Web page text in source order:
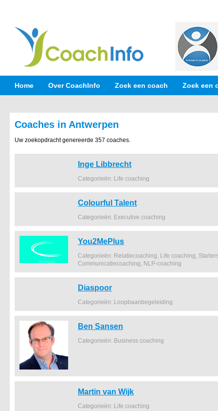
Home Over CoachInfo Zoek een coach Zoek een
Coaches in Antwerpen
Uw zoekopdracht genereerde 357 coaches.
Inge Libbrecht
Categorieën: Life coaching
Colourful Talent
Categorieën: Executive coaching
You2MePlus
Categorieën: Relatiecoaching, Life coaching,
Communicatiecoaching, NLP-coaching
Diaspoor
Categorieën: Loopbaanbegeleiding
Ben Sansen
Categorieën: Business coaching
Martin van Wijk
Categorieën: Life coaching